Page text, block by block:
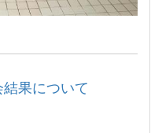
果について